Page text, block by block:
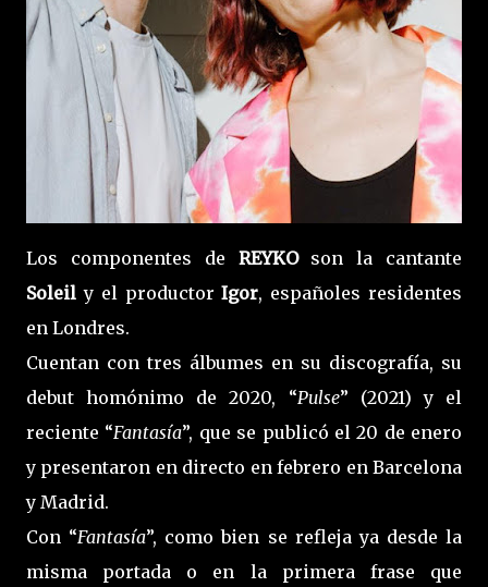
Los componentes de REYKO son la cantante
Soleily el productorIgor, españoles residentes
en Londres.
Cuentan con tres álbumes en su discografía, su
debut homónimo de 2020, “Pulse” (2021) y el
reciente “Fantasía”, que se publicó el 20 de enero
y presentaron en directo en febrero en Barcelona
y Madrid.
Con “Fantasía”, como bien se refleja ya desde la
misma portada o en la primera frase que